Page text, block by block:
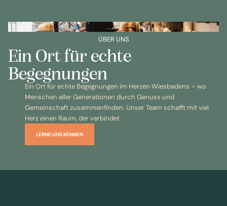
ÜBER UNS
Ein Ort für echte
Begegnungen
Ein Ort für echte Begegnungen im Herzen Wiesbadens – wo
Menschen aller Generationen durch Genuss und
Gemeinschaft zusammenfinden. Unser Team schafft mit viel
Herz einen Raum, der verbindet.
LERNE UNS KENNEN